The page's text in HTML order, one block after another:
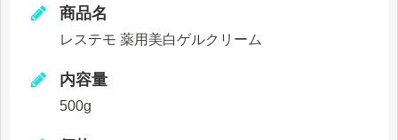
商品名
レステモ 薬用美白ゲルクリーム
内容量
500g